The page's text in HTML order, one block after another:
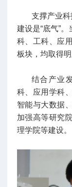
支撑产业
建设是“底气”
科、工科、应
板块，均取得明
结合产业
科、应用学科
智能与大数据
加强高等研究
理学院等建设。